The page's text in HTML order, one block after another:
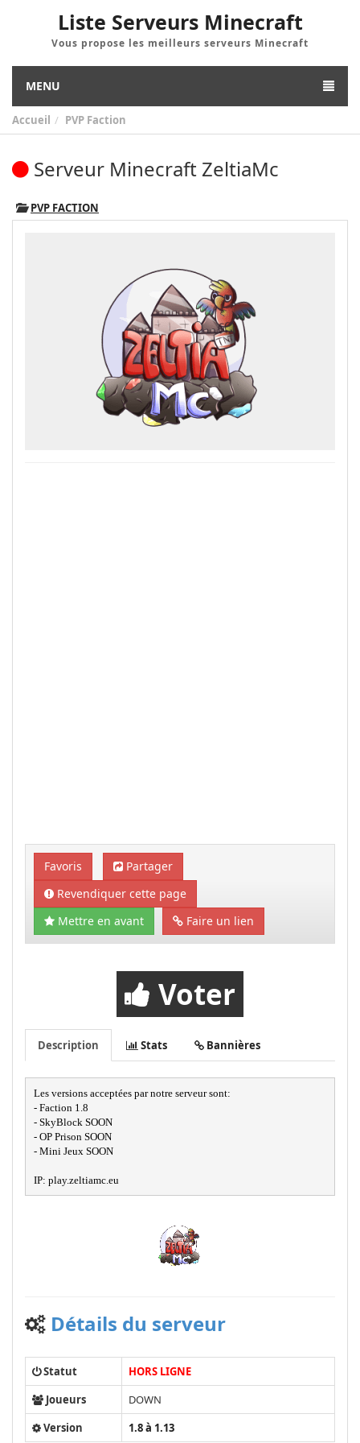
Liste Serveurs Minecraft
Vous propose les meilleurs serveurs Minecraft
MENU
Accueil PVP Faction
Serveur Minecraft ZeltiaMc
PVP FACTION
Favoris
Partager
Revendiquer cette page
Mettre en avant
Faire un lien
Voter
Description Stats Bannières
Les versions acceptées par notre serveur sont:
- Faction 1.8
- SkyBlock SOON
- OP Prison SOON
- Mini Jeux SOON
IP: play.zeltiamc.eu
Détails du serveur
Statut
HORS LIGNE
Joueurs
DOWN
Version
1.8 à 1.13